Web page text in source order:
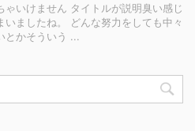
ゃいけません タイトルが説明臭い感じ
いましたね。 どんな努力をしても中々
とかそういう ...